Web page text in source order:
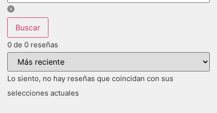
Buscar
0 de 0 reseñas
Lo siento, no hay reseñas que coincidan con sus
selecciones actuales